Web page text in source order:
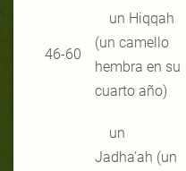
46-60
un Hiqqah
(un camello
hembra en su
cuarto año)
un
Jadha'ah (un